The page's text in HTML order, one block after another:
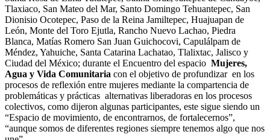
Tlaxiaco, San Mateo del Mar, Santo Domingo Tehuantepec, San
Dionisio Ocotepec, Paso de la Reina Jamiltepec, Huajuapan de
León, Monte del Toro Ejutla, Rancho Nuevo Lachao, Piedra
Blanca, Matías Romero San Juan Guichocovi, Capulálpam de
Méndez, Yahuiche, Santa Catarina Lachatao, Tlalixtac, Jalisco y
Ciudad del México; durante el Encuentro del espacio Mujeres,
Agua y Vida Comunitaria con el objetivo de profundizar en los
procesos de reflexión entre mujeres mediante la compartencia de
problemáticas y prácticas alternativas liberadoras en los procesos
colectivos, como dijeron algunas participantes, este sigue siendo un
“Espacio de movimiento, de encontrarnos, de fortalecernos”,
“aunque somos de diferentes regiones siempre tenemos algo que nos